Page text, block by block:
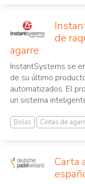
de
agarre
InstantSystems se
de su último
automatizados. El
un sistema
Bolas Cintas de
Carta